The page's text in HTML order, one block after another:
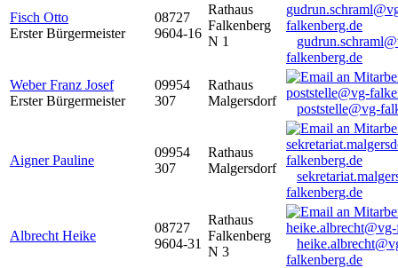
Fisch Otto
Erster Bürgermeister
08727
9604-16
Rathaus
Falkenberg
N 1
falkenberg.de
Weber Franz Josef
Erster Bürgermeister
09954
307
Rathaus
Malgersdorf
poststelle@vg-
Aigner Pauline
09954
307
Rathaus
Malgersdorf
falkenberg.de
Albrecht Heike
08727
9604-31
Rathaus
Falkenberg
N 3
falkenberg.de